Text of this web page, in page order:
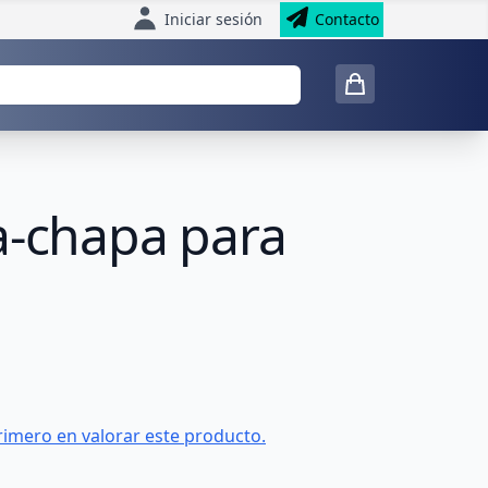
Iniciar sesión Contacto
chapa para
en valorar este producto.